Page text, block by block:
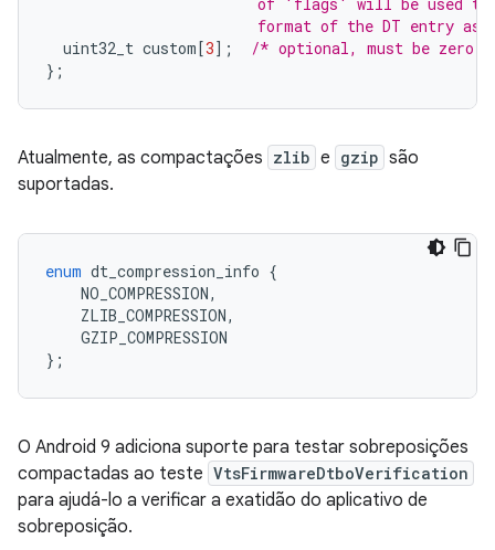
format of the DT entry as per the
uint32_t custom[3];
/* optional, must be zero
};
Atualmente, as compactações zlib e gzip são
suportadas.
enum dt_compression_info {
NO_COMPRESSION,
ZLIB_COMPRESSION,
GZIP_COMPRESSION
};
O Android 9 adiciona suporte para testar sobreposições
compactadas ao teste VtsFirmwareDtboVerification
para ajudá-lo a verificar a exatidão do aplicativo de
sobreposição.